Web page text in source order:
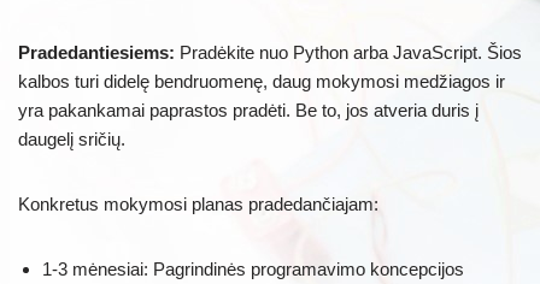
Pradedantiesiems: Pradėkite nuo Python arba JavaScript. Šios
kalbos turi didelę bendruomenę, daug mokymosi medžiagos ir
yra pakankamai paprastos pradėti. Be to, jos atveria duris į
daugelį sričių.
Konkretus mokymosi planas pradedančiajam:
1-3 mėnesiai: Pagrindinės programavimo koncepcijos